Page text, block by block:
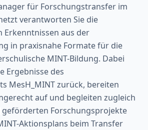
für Forschungstransfer im
verantworten Sie die
Erkenntnissen aus der
in praxisnahe Formate für die
MINT-Bildung. Dabei
Ergebnisse des
MesH_MINT zurück, bereiten
auf und begleiten zugleich
geförderten Forschungsprojekte
Aktionsplans beim Transfer